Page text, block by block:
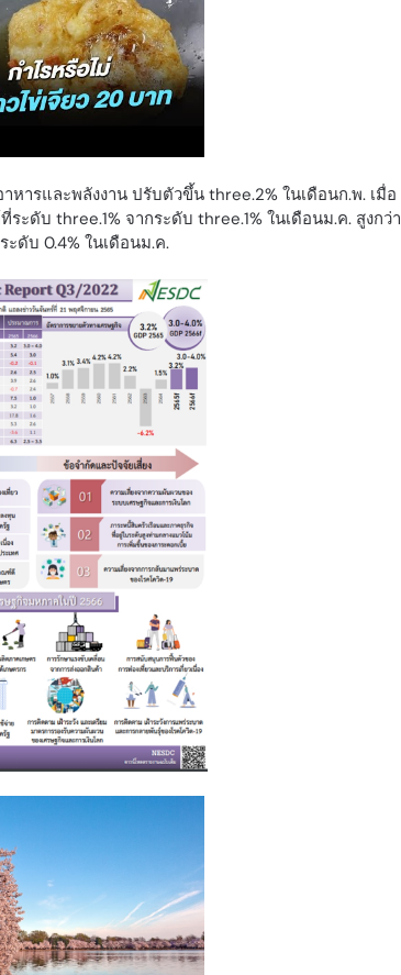
ารและพลังงาน ปรับตัวขึ้น three.2% ในเดือนก.พ. เมื่อ
ะดับ three.1% จากระดับ three.1% ในเดือนม.ค. สูงกว่า
ดับ 0.4% ในเดือนม.ค.